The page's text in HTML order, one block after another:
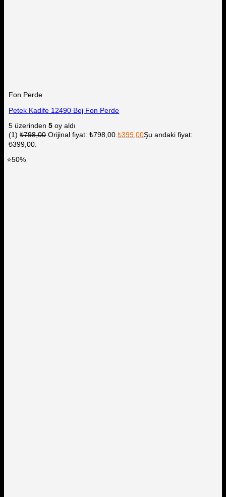
Fon Perde
Petek Kadife 12490 Bej Fon Perde
5 üzerinden5 oy aldı
(1) ₺798,00 Orijinal fiyat: ₺798,00.₺399,00Şu andaki fiyat:
₺399,00.
⭐50%